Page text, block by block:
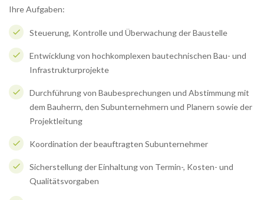
Ihre Aufgaben:
Steuerung, Kontrolle und Überwachung der Baustelle
Entwicklung von hochkomplexen bautechnischen Bau- und
Infrastrukturprojekte
Durchführung von Baubesprechungen und Abstimmung mit
dem Bauherrn, den Subunternehmern und Planern sowie der
Projektleitung
Koordination der beauftragten Subunternehmer
Sicherstellung der Einhaltung von Termin-, Kosten- und
Qualitätsvorgaben